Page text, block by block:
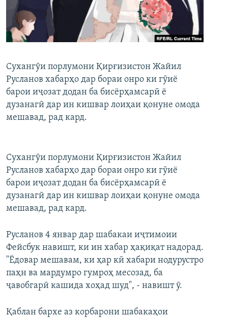
ГУЗОРИШҲОИ РАДИОӢ
Русский
Ҳамаи сомонаҳои RFE/RL
Сухангӯи порлумони Қирғизистон Жайил
Русланов хабарҳо дар бораи онро ки гӯиё
барои иҷозат додан ба бисёрҳамсарӣ ё
дузанагӣ дар ин кишвар лоиҳаи қонуне омода
мешавад, рад кард.
Сухангӯи порлумони Қирғизистон Жайил
Русланов хабарҳо дар бораи онро ки гӯиё
барои иҷозат додан ба бисёрҳамсарӣ ё
дузанагӣ дар ин кишвар лоиҳаи қонуне омода
мешавад, рад кард.
Русланов 4 январ дар шабакаи иҷтимоии
Фейсбук навишт, ки ин хабар ҳақиқат надорад.
"Ёдовар мешавам, ки ҳар кӣ хабари нодурустро
паҳн ва мардумро гумроҳ месозад, ба
ҷавобгарӣ кашида хоҳад шуд", - навишт ӯ.
Қаблан бархе аз корбарони шабакаҳои